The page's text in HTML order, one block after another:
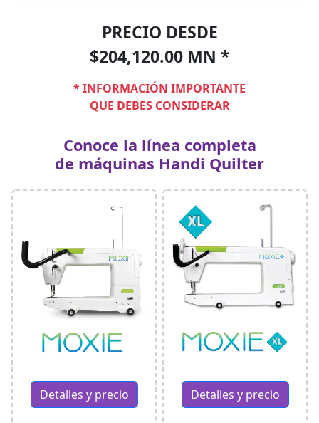
PRECIO DESDE
$204,120.00 MN *
* INFORMACIÓN IMPORTANTE
QUE DEBES CONSIDERAR
Conoce la línea completa
de máquinas Handi Quilter
Detalles y precio Detalles y precio